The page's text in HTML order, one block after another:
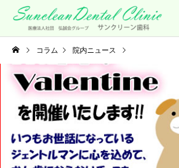
コラム 院内ニュース